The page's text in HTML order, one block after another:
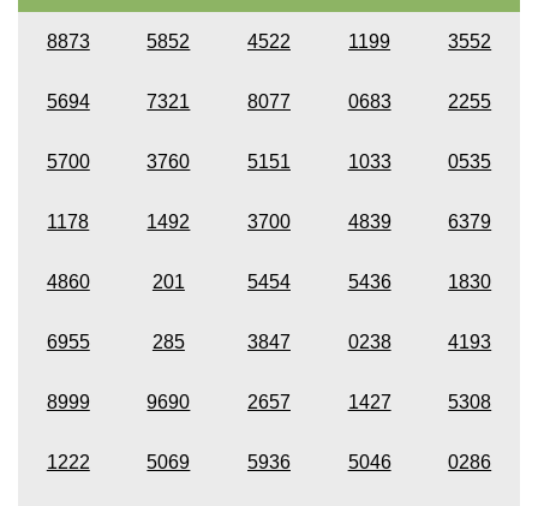
8873 5852 4522 1199 3552
5694 7321 8077 0683 2255
5700 3760 5151 1033 0535
1178 1492 3700 4839 6379
4860 201 5454 5436 1830
6955 285 3847 0238 4193
8999 9690 2657 1427 5308
1222 5069 5936 5046 0286